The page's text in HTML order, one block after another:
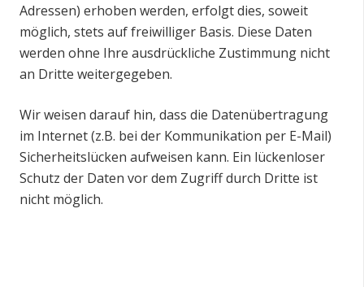
Adressen) erhoben werden, erfolgt dies, soweit
möglich, stets auf freiwilliger Basis. Diese Daten
werden ohne Ihre ausdrückliche Zustimmung nicht
an Dritte weitergegeben.
Wir weisen darauf hin, dass die Datenübertragung
im Internet (z.B. bei der Kommunikation per E-Mail)
Sicherheitslücken aufweisen kann. Ein lückenloser
Schutz der Daten vor dem Zugriff durch Dritte ist
nicht möglich.